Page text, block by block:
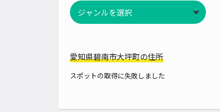
愛知県碧南市大坪町の住所
スポットの取得に失敗しました